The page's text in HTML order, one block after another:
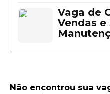
Vaga de
Vendas e
Não encontrou sua